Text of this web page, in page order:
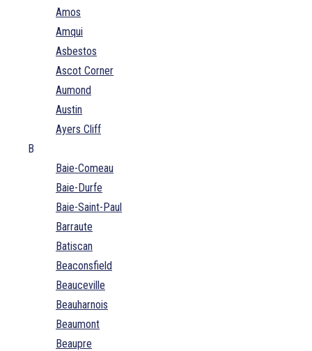
Amos
Amqui
Asbestos
Ascot Corner
Aumond
Austin
Ayers Cliff
B
Baie-Comeau
Baie-Durfe
Baie-Saint-Paul
Barraute
Batiscan
Beaconsfield
Beauceville
Beauharnois
Beaumont
Beaupre